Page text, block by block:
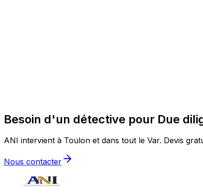
Besoin d'un détective pour Due
ANI intervient à Toulon et dans tout le Var. Devis
Nous contacter